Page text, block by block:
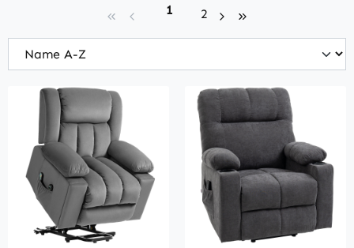
Seite
1 Seite
2